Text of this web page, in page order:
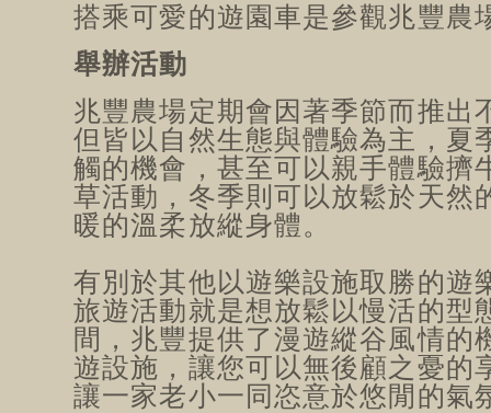
搭乘可愛的遊園車是參觀兆豐農
舉辦活動
兆豐農場定期會因著季節而推出
但皆以自然生態與體驗為主，夏
觸的機會，甚至可以親手體驗擠
草活動，冬季則可以放鬆於天然
暖的溫柔放縱身體。
有別於其他以遊樂設施取勝的遊
旅遊活動就是想放鬆以慢活的型
間，兆豐提供了漫遊縱谷風情的
遊設施，讓您可以無後顧之憂的
讓一家老小一同恣意於悠閒的氣